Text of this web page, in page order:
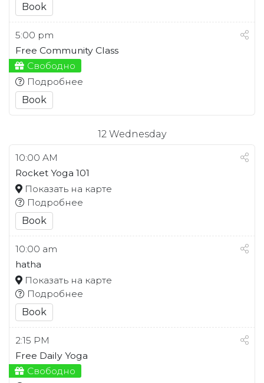
Book
5:00 pm
Free Community Class
Свободно
Подробнее
Book
12 Wednesday
10:00 AM
Rocket Yoga 101
Показать на карте
Подробнее
Book
10:00 am
hatha
Показать на карте
Подробнее
Book
2:15 PM
Free Daily Yoga
Свободно